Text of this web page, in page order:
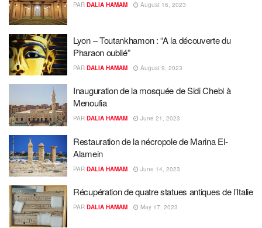
PAR DALIA HAMAM August 16, 2023
Lyon – Toutankhamon : “A la découverte du
Pharaon oublié”
PAR DALIA HAMAM August 9, 2023
Inauguration de la mosquée de Sidi Chebl à
Menoufia
PAR DALIA HAMAM June 21, 2023
Restauration de la nécropole de Marina El-
Alamein
PAR DALIA HAMAM June 14, 2023
Récupération de quatre statues antiques de l’Italie
PAR DALIA HAMAM May 17, 2023